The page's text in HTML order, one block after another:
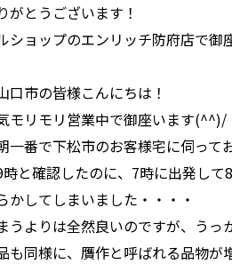
がとうございます！
ショップのエンリッチ防府店で御
口市の皆様こんにちは！
モリモリ営業中で御座います(^^)/
一番で下松市のお客様宅に伺って
と確認したのに、7時に出発して
かしてしまいました・・・・
うよりは全然良いのですが、う
も同様に、贋作と呼ばれる品物が